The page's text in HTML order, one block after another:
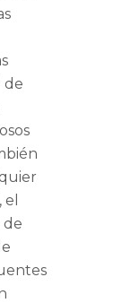
de
de